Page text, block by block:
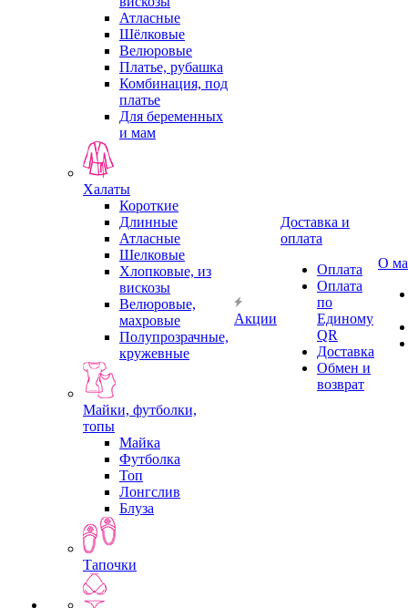
Атласные
Шёлковые
Велюровые
Платье, рубашка
Комбинация, под
платье
Для беременных
и мам
Халаты
Короткие
Длинные
Атласные
Шелковые
Хлопковые, из
вискозы
Велюровые,
махровые
Полупрозрачные,
кружевные
Майки, футболки,
топы
Майка
Футболка
Топ
Лонгслив
Блуза
Тапочки
Акции
Доставка и
оплата
Оплата
Оплата
по
Единому
QR
Доставка
Обмен и
возврат
О